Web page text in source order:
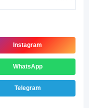
Instagram
WhatsApp
Telegram